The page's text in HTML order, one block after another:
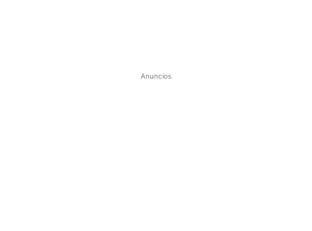
Anuncios